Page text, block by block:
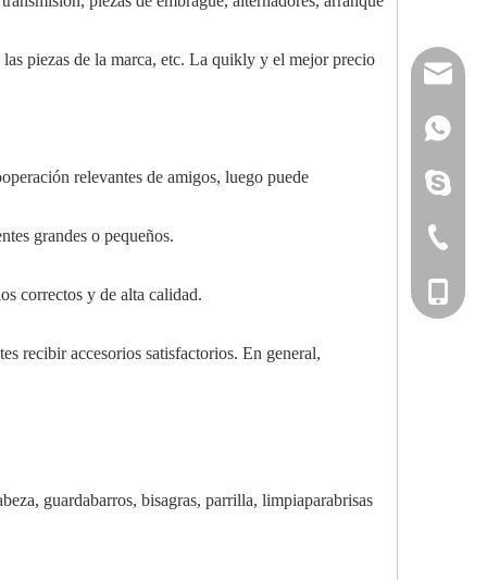
piezas de la marca, etc. La quikly y el mejor precio
relevantes de amigos, luego puede
grandes o pequeños.
correctos y de alta calidad.
recibir accesorios satisfactorios. En general,
guardabarros, bisagras, parrilla, limpiaparabrisas
+86-
+86-